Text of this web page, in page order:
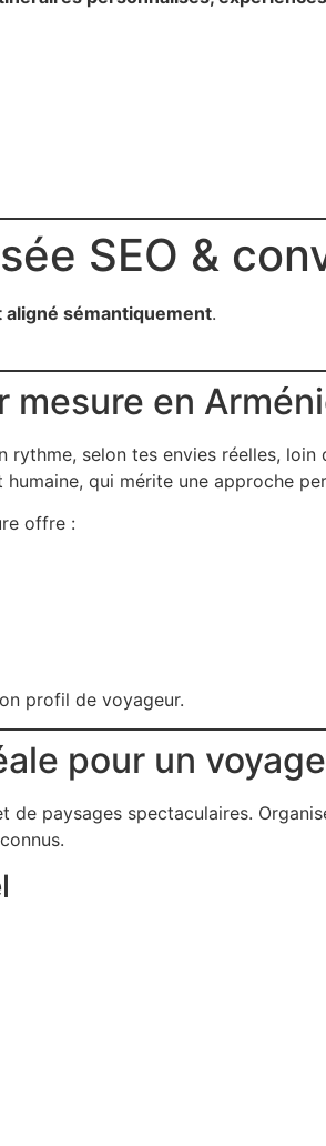
SEO &
sémantiquement.
mesure en
selon tes envies réelles,
qui mérite une approche
offre :
profil de voyageur.
pour un
de paysages spectaculaires.